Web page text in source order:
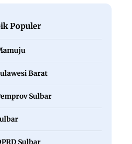
Kendaraan Dinas dan Hapus
Populer
Barat
Sulbar
Sulbar